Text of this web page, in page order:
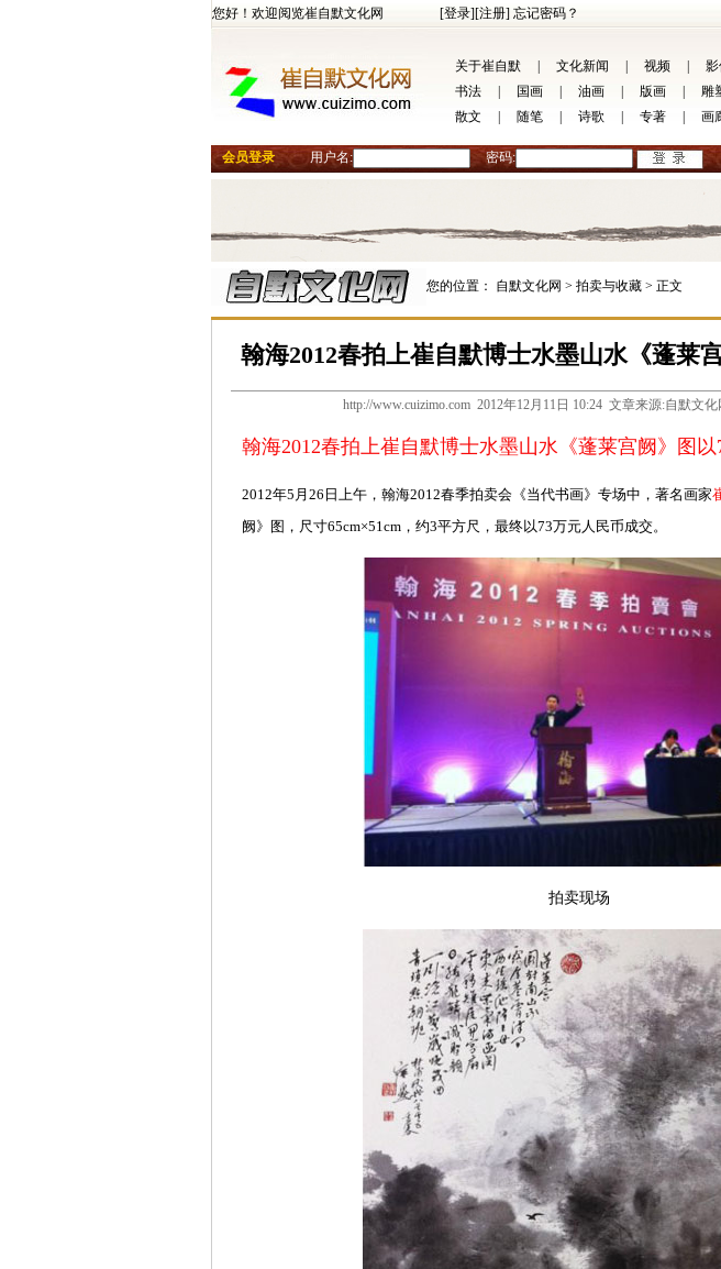
您好！欢迎阅览崔自默文化网 [登录][注册] 忘记密码？
关于崔自默 文化新闻 视频
书法
国画 油画 版画 雕
散文
随笔 诗歌 专著 画
会员登录 用户名: 密码:
您的位置： 自默文化网 > 拍卖与收藏 > 正文
翰海2012春拍上崔自默博士水墨山水《蓬莱
http://www.cuizimo.com 2012年12月11日 10:24 文章来源:自默文
翰海2012春拍上崔自默博士水墨山水《蓬莱宫阙》图以
2012年5月26日上午，翰海2012春季拍卖会《当代书画》专场中，著名画家
阙》图，尺寸65cm×51cm，约3平方尺，最终以73万元人民币成交。
拍卖现场